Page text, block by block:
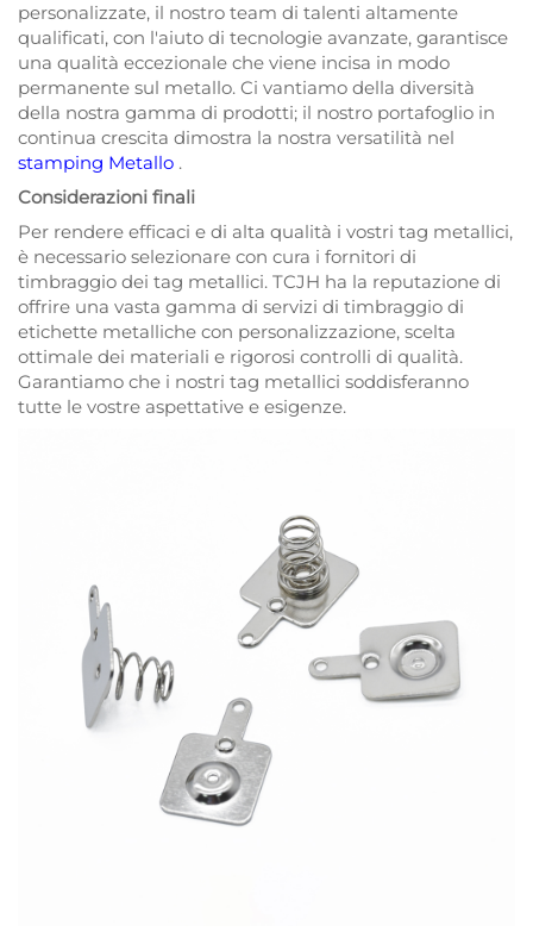
personalizzate, il nostro team di talenti altamente
qualificati, con l'aiuto di tecnologie avanzate, garantisce
una qualità eccezionale che viene incisa in modo
permanente sul metallo. Ci vantiamo della diversità
della nostra gamma di prodotti; il nostro portafoglio in
continua crescita dimostra la nostra versatilità nel
stamping Metallo .
Considerazioni finali
Per rendere efficaci e di alta qualità i vostri tag metallici,
è necessario selezionare con cura i fornitori di
timbraggio dei tag metallici. TCJH ha la reputazione di
offrire una vasta gamma di servizi di timbraggio di
etichette metalliche con personalizzazione, scelta
ottimale dei materiali e rigorosi controlli di qualità.
Garantiamo che i nostri tag metallici soddisferanno
tutte le vostre aspettative e esigenze.